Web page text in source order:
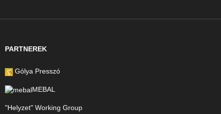
PARTNEREK
Gólya Presszó
MEBAL
"Helyzet" Working Group